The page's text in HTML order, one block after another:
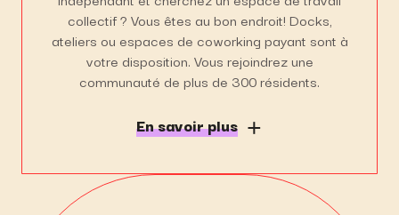
collectif ? Vous êtes au bon endroit! Docks,
ateliers ou espaces de coworking payant sont à
votre disposition. Vous rejoindrez une
communauté de plus de 300 résidents.
En savoir plus